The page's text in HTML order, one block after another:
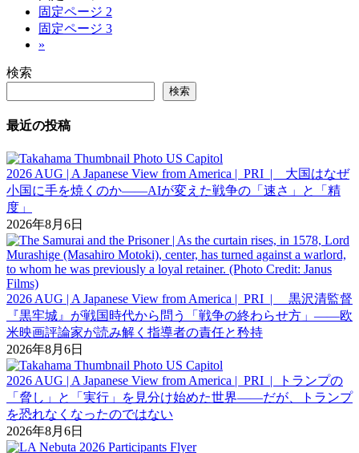
固定ページ 2
固定ページ 3
»
検索
検索
最近の投稿
2026 AUG | A Japanese View from America | PRI | 大国はなぜ
小国に手を焼くのか――AIが変えた戦争の「速さ」と「精
度」
2026年8月6日
2026 AUG | A Japanese View from America | PRI | 黒沢清監督
『黒牢城』が戦国時代から問う「戦争の終わらせ方」――欧
米映画評論家が読み解く指導者の責任と矜持
2026年8月6日
2026 AUG | A Japanese View from America | PRI | トランプの
「脅し」と「実行」を見分け始めた世界――だが、トランプ
を恐れなくなったのではない
2026年8月6日